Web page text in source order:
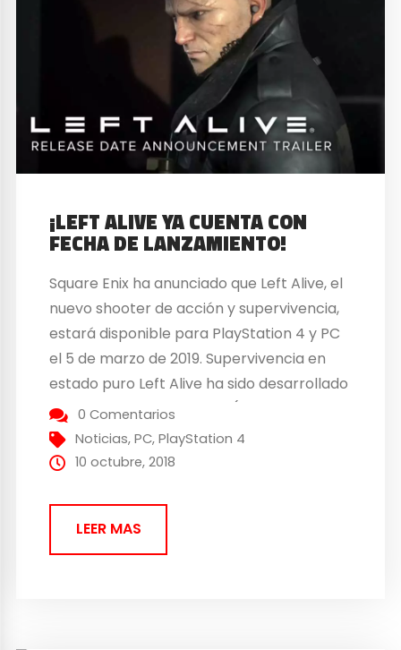
¡LEFT ALIVE YA CUENTA CON
FECHA DE LANZAMIENTO!
Square Enix ha anunciado que Left Alive, el
nuevo shooter de acción y supervivencia,
estará disponible para PlayStation 4 y PC
el 5 de marzo de 2019. Supervivencia en
estado puro Left Alive ha sido desarrollado
por Toshifumi Nabeshima (director, serie
Armored Core), Yoji Shinkawa de KOJIMA
PRODUCTIONS (diseñador de personajes
0 Comentarios
Noticias,PC,PlayStation 4
10 octubre, 2018
LEER MAS